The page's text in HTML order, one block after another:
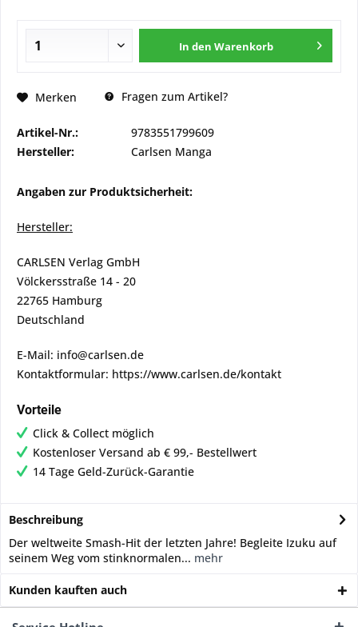
In den Warenkorb
Merken Fragen zum Artikel?
Artikel-Nr.:
9783551799609
Hersteller:
Carlsen Manga
Angaben zur Produktsicherheit:
Hersteller:
CARLSEN Verlag GmbH
Völckersstraße 14 - 20
22765 Hamburg
Deutschland
E-Mail: info@carlsen.de
Kontaktformular: https://www.carlsen.de/kontakt
Vorteile
Click & Collect möglich
Kostenloser Versand ab € 99,- Bestellwert
14 Tage Geld-Zurück-Garantie
Beschreibung
Der weltweite Smash-Hit der letzten Jahre! Begleite Izuku auf
seinem Weg vom stinknormalen... mehr
Kunden kauften auch